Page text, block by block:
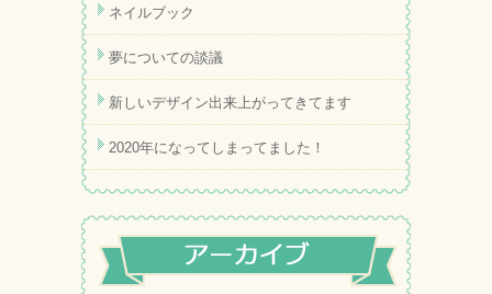
ネイルブック
夢についての談議
新しいデザイン出来上がってきてます
2020年になってしまってました！